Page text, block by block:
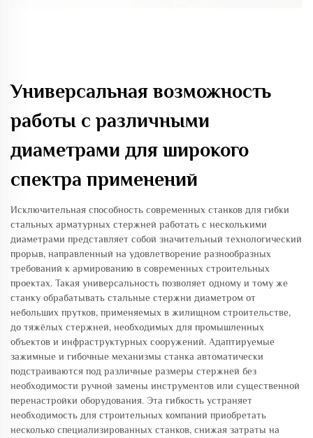
Универсальная возможность
работы с различными
диаметрами для широкого
спектра применений
Исключительная способность современных станков для гибки
стальных арматурных стержней работать с несколькими
диаметрами представляет собой значительный технологический
прорыв, направленный на удовлетворение разнообразных
требований к армированию в современных строительных
проектах. Такая универсальность позволяет одному и тому же
станку обрабатывать стальные стержни диаметром от
небольших прутков, применяемых в жилищном строительстве,
до тяжёлых стержней, необходимых для промышленных
объектов и инфраструктурных сооружений. Адаптируемые
зажимные и гибочные механизмы станка автоматически
подстраиваются под различные размеры стержней без
необходимости ручной замены инструментов или существенной
перенастройки оборудования. Эта гибкость устраняет
необходимость для строительных компаний приобретать
несколько специализированных станков, снижая затраты на